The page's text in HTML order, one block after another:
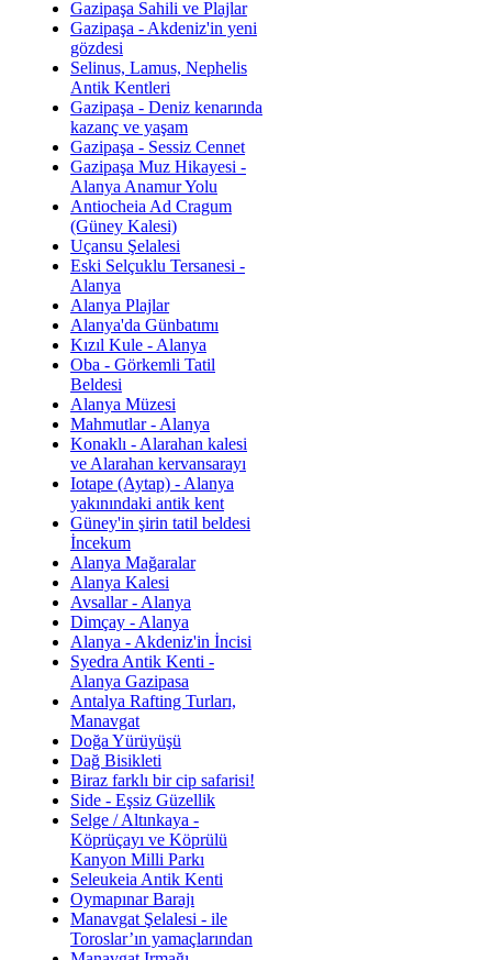
Gazipaşa Sahili ve Plajlar
Gazipaşa - Akdeniz'in yeni
gözdesi
Selinus, Lamus, Nephelis
Antik Kentleri
Gazipaşa - Deniz kenarında
kazanç ve yaşam
Gazipaşa - Sessiz Cennet
Gazipaşa Muz Hikayesi -
Alanya Anamur Yolu
Antiocheia Ad Cragum
(Güney Kalesi)
Uçansu Şelalesi
Eski Selçuklu Tersanesi -
Alanya
Alanya Plajlar
Alanya'da Günbatımı
Kızıl Kule - Alanya
Oba - Görkemli Tatil
Beldesi
Alanya Müzesi
Mahmutlar - Alanya
Konaklı - Alarahan kalesi
ve Alarahan kervansarayı
Iotape (Aytap) - Alanya
yakınındaki antik kent
Güney'in şirin tatil beldesi
İncekum
Alanya Mağaralar
Alanya Kalesi
Avsallar - Alanya
Dimçay - Alanya
Alanya - Akdeniz'in İncisi
Syedra Antik Kenti -
Alanya Gazipasa
Antalya Rafting Turları,
Manavgat
Doğa Yürüyüşü
Dağ Bisikleti
Biraz farklı bir cip safarisi!
Side - Eşsiz Güzellik
Selge / Altınkaya -
Köprüçayı ve Köprülü
Kanyon Milli Parkı
Seleukeia Antik Kenti
Oymapınar Barajı
Manavgat Şelalesi - ile
Toroslar’ın yamaçlarından